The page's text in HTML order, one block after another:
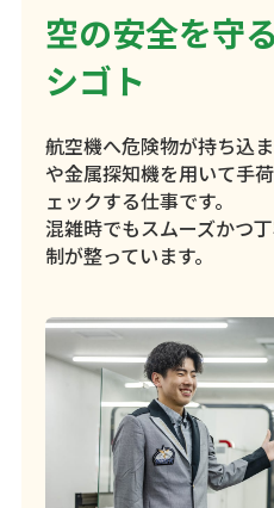
空の安全を守る
シゴト
航空機へ危険物が持ち込
や金属探知機を用いて手
ェックする仕事です。
混雑時でもスムーズかつ
制が整っています。